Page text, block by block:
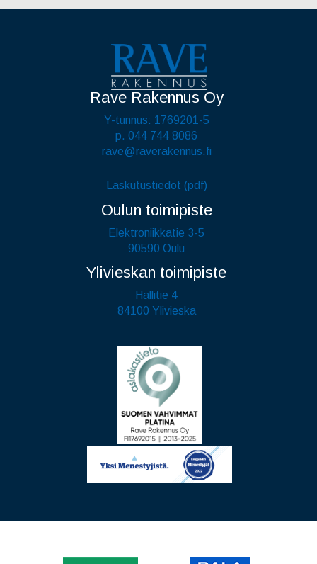
Rave Rakennus Oy
Y-tunnus: 1769201-5
p. 044 744 8086
rave@raverakennus.fi
Laskutustiedot (pdf)
Oulun toimipiste
Elektroniikkatie 3-5
90590 Oulu
Ylivieskan toimipiste
Hallitie 4
84100 Ylivieska